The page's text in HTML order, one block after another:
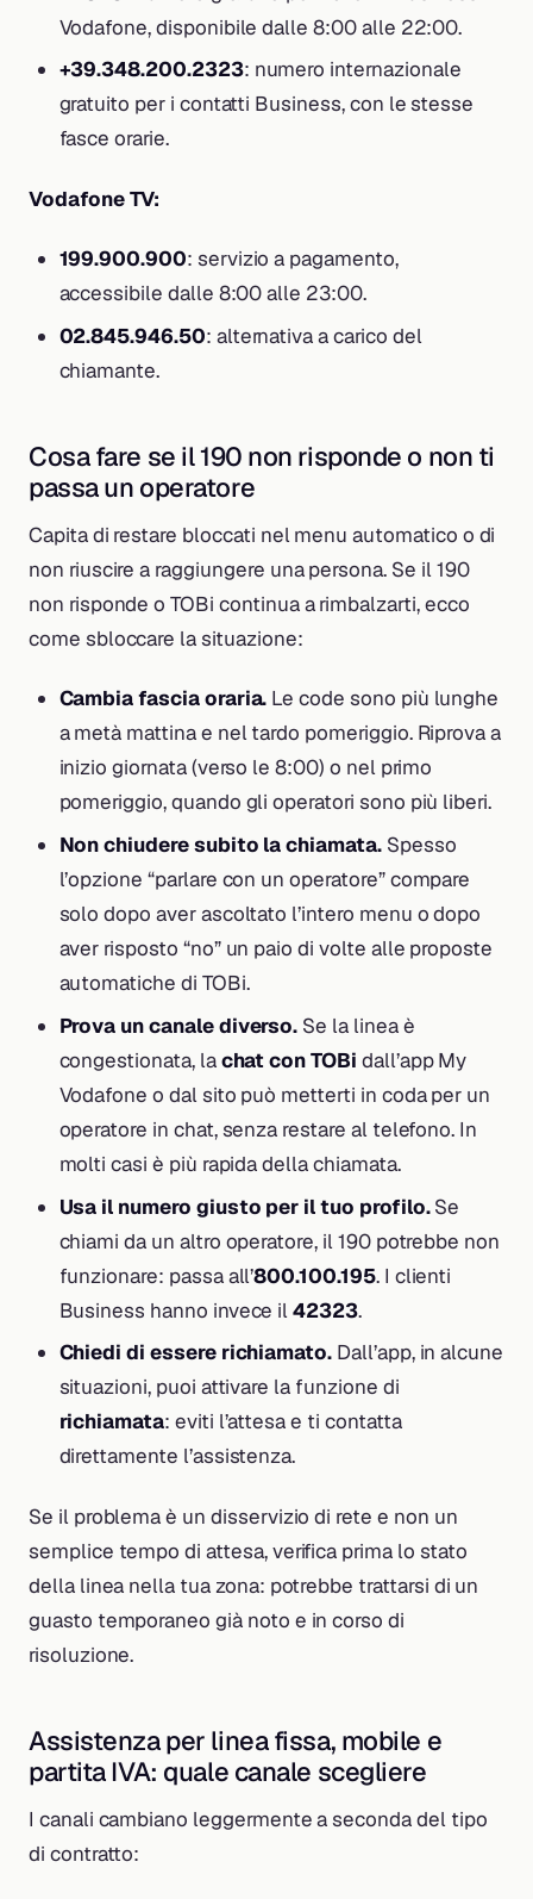
Vodafone, disponibile dalle 8:00 alle 22:00.
+39.348.200.2323: numero internazionale
gratuito per i contatti Business, con le stesse
fasce orarie.
Vodafone TV:
199.900.900: servizio a pagamento,
accessibile dalle 8:00 alle 23:00.
02.845.946.50: alternativa a carico del
chiamante.
Cosa fare se il 190 non risponde o non ti
passa un operatore
Capita di restare bloccati nel menu automatico o di
non riuscire a raggiungere una persona. Se il 190
non risponde o TOBi continua a rimbalzarti, ecco
come sbloccare la situazione:
Cambia fascia oraria. Le code sono più lunghe
a metà mattina e nel tardo pomeriggio. Riprova a
inizio giornata (verso le 8:00) o nel primo
pomeriggio, quando gli operatori sono più liberi.
Non chiudere subito la chiamata.Spesso
l’opzione “parlare con un operatore” compare
solo dopo aver ascoltato l’intero menu o dopo
aver risposto “no” un paio di volte alle proposte
automatiche di TOBi.
Prova un canale diverso. Se la linea è
congestionata, lachat con TOBi dall’app My
Vodafone o dal sito può metterti in coda per un
operatore in chat, senza restare al telefono. In
molti casi è più rapida della chiamata.
Usa il numero giusto per il tuo profilo.Se
chiami da un altro operatore, il 190 potrebbe non
funzionare: passa all’800.100.195. I clienti
Business hanno invece il42323.
Chiedi di essere richiamato. Dall’app, in alcune
situazioni, puoi attivare la funzione di
richiamata: eviti l’attesa e ti contatta
direttamente l’assistenza.
Se il problema è un disservizio di rete e non un
semplice tempo di attesa, verifica prima lo stato
della linea nella tua zona: potrebbe trattarsi di un
guasto temporaneo già noto e in corso di
risoluzione.
Assistenza per linea fissa, mobile e
partita IVA: quale canale scegliere
I canali cambiano leggermente a seconda del tipo
di contratto: